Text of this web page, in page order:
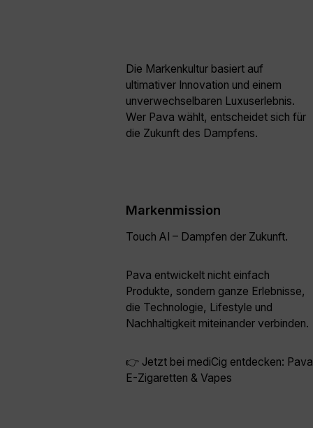
Die Markenkultur basiert auf
ultimativer Innovation und einem
unverwechselbaren Luxuserlebnis.
Wer Pava wählt, entscheidet sich für
die Zukunft des Dampfens.
Markenmission
Touch AI – Dampfen der Zukunft.
Pava entwickelt nicht einfach
Produkte, sondern ganze Erlebnisse,
die Technologie, Lifestyle und
Nachhaltigkeit miteinander verbinden.
👉 Jetzt bei mediCig entdecken: Pava
E-Zigaretten & Vapes